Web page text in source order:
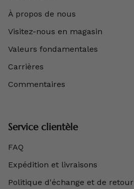
À propos de nous
Visitez-nous en magasin
Valeurs fondamentales
Carrières
Commentaires
Service clientèle
FAQ
Expédition et livraisons
Politique d'échange et de retour